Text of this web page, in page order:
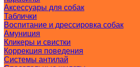
Аксессуары для собак
Таблички
Воспитание и дрессировка собак
Амуниция
Кликеры и свистки
Коррекция поведения
Системы антилай